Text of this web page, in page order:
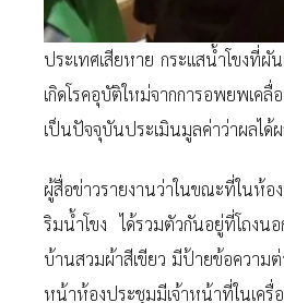
ประเทศเสียหาย กระแสน้ำโขงที่
เกิดโรคอุบัติใหม่จากการอพยพเค
เป็นปัจจุบันประเมินมูลค่าว่าผลได้
ผู้สื่อข่าวรายงานว่าในขณะที่ในห้
ริมน้ำโขง ได้รวมตัวกันอยู่ที่โถงน
บ้านสวมผ้าสีเขียว มีป้ายข้อความ
หน้าห้องประชุมมีเจ้าหน้าที่ในเครื่